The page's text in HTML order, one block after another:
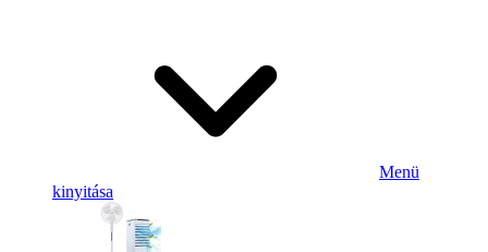
Menü
kinyitása